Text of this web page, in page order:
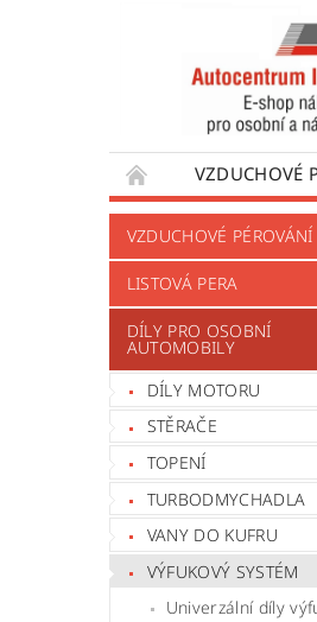
VZDUCHOVÉ
DÍLY PRO
VÝROBA VENTILŮ
VZDUCHOVÉ PÉROVÁNÍ
LISTOVÁ PERA
DÍLY PRO OSOBNÍ
AUTOMOBILY
DÍLY MOTORU
STĚRAČE
TOPENÍ
TURBODMYCHADLA
VANY DO KUFRU
VÝFUKOVÝ SYSTÉM
Univerzální díly